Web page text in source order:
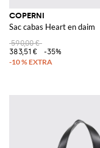
COPERNI
Sac cabas Heart en daim
590,00 €
383,51 €
-35%